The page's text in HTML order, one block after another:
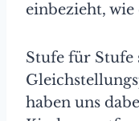
einbezieht,
Stufe für
haben uns